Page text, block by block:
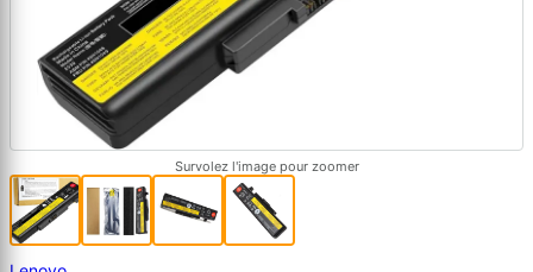
Survolez l'image pour zoomer